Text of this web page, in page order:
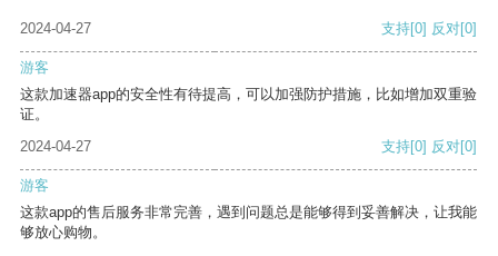
2024-04-27 支持[0] 反对[0]
游客
这款加速器app的安全性有待提高，可以加强防护措施，比如增加双重验
证。
2024-04-27
支持[0] 反对[0]
游客
这款app的售后服务非常完善，遇到问题总是能够得到妥善解决，让我能
够放心购物。